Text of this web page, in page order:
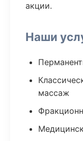
акции.
Наши
массаж